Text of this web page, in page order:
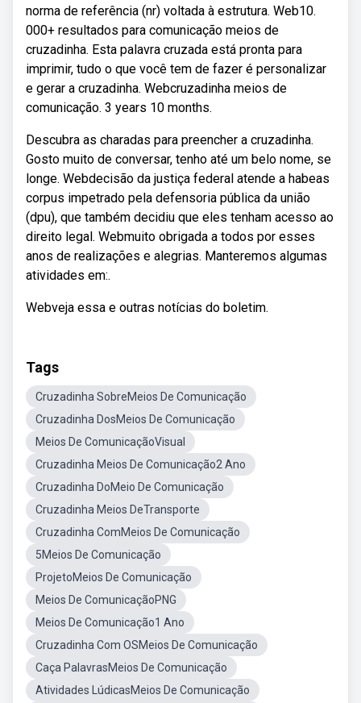
norma de referência (nr) voltada à estrutura. Web10.
000+ resultados para comunicação meios de
cruzadinha. Esta palavra cruzada está pronta para
imprimir, tudo o que você tem de fazer é personalizar
e gerar a cruzadinha. Webcruzadinha meios de
comunicação. 3 years 10 months.
Descubra as charadas para preencher a cruzadinha.
Gosto muito de conversar, tenho até um belo nome, se
longe. Webdecisão da justiça federal atende a habeas
corpus impetrado pela defensoria pública da união
(dpu), que também decidiu que eles tenham acesso ao
direito legal. Webmuito obrigada a todos por esses
anos de realizações e alegrias. Manteremos algumas
atividades em:.
Webveja essa e outras notícias do boletim.
Tags
Cruzadinha SobreMeios De Comunicação
Cruzadinha DosMeios De Comunicação
Meios De ComunicaçãoVisual
Cruzadinha Meios De Comunicação2 Ano
Cruzadinha DoMeio De Comunicação
Cruzadinha Meios DeTransporte
Cruzadinha ComMeios De Comunicação
5Meios De Comunicação
ProjetoMeios De Comunicação
Meios De ComunicaçãoPNG
Meios De Comunicação1 Ano
Cruzadinha Com OSMeios De Comunicação
Caça PalavrasMeios De Comunicação
Atividades LúdicasMeios De Comunicação